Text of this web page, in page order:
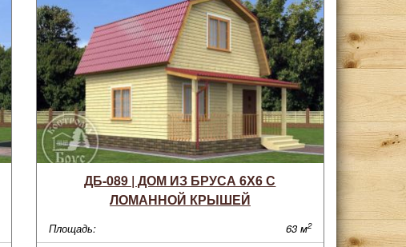
ДБ-089 | ДОМ ИЗ БРУСА 6Х6 С
ЛОМАННОЙ КРЫШЕЙ
Площадь: 63 м2